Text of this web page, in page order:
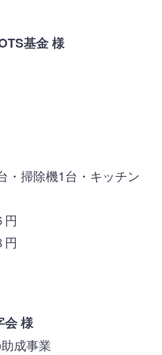
基金 様
・掃除機1台・キッチン
円
円
会 様
成事業